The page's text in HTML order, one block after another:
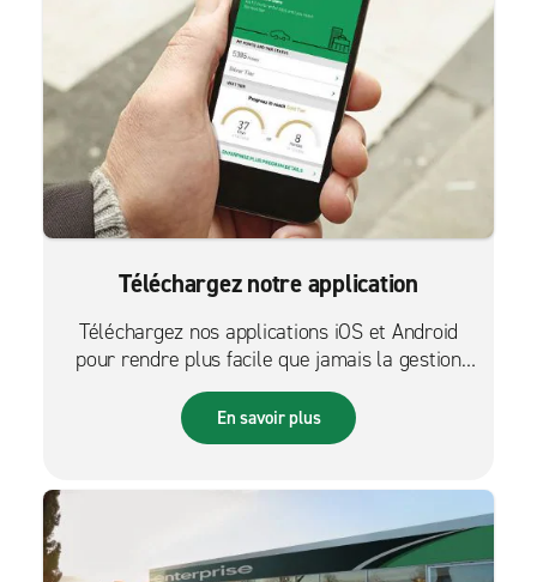
Téléchargez notre application
Téléchargez nos applications iOS et Android
pour rendre plus facile que jamais la gestion
des réservations sur le pouce.
En savoir plus